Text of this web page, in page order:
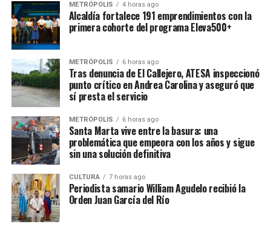
METRÓPOLIS 4 horas ago
Alcaldía fortalece 191 emprendimientos con la
primera cohorte del programa Eleva500+
METRÓPOLIS 6 horas ago
Tras denuncia de El Callejero, ATESA inspeccionó
punto crítico en Andrea Carolina y aseguró que
sí presta el servicio
METRÓPOLIS 6 horas ago
Santa Marta vive entre la basura: una
problemática que empeora con los años y sigue
sin una solución definitiva
CULTURA 7 horas ago
Periodista samario William Agudelo recibió la
Orden Juan García del Río